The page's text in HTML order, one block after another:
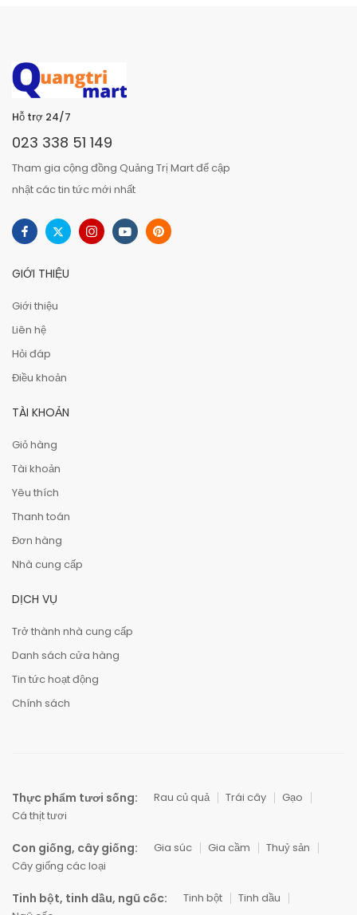
Hỗ trợ 24/7
023 338 51 149
Tham gia cộng đồng Quảng Trị Mart để cập
nhật các tin tức mới nhất
GIỚI THIỆU
Giới thiệu
Liên hệ
Hỏi đáp
Điều khoản
TÀI KHOẢN
Giỏ hàng
Tài khoản
Yêu thích
Thanh toán
Đơn hàng
Nhà cung cấp
DỊCH VỤ
Trở thành nhà cung cấp
Danh sách cửa hàng
Tin tức hoạt động
Chính sách
Thực phẩm tươi sống: Rau củ quả Trái cây
Gạo
Cá thịt tươi
Con giống, cây giống: Gia súc Gia cầm
Thuỷ sản
Cây giống các loại
Tinh bột, tinh dầu, ngũ cốc: Tinh bột
Tinh dầu